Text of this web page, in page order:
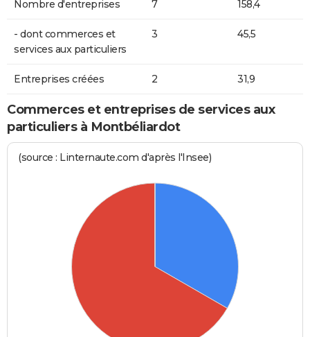
Nombre d'entreprises 7 158,4
- dont commerces et
services aux particuliers
3 45,5
Entreprises créées 2 31,9
Commerces et entreprises de services aux
particuliers à Montbéliardot
(source : Linternaute.com d'après l'Insee)